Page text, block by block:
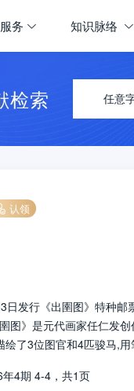
务 知识脉络
检索 任意
认领
日发行《出圉图》特种
图》是元代画家任仁发
绘了3位图官和4匹骏马,
4期 4-4， 共1页